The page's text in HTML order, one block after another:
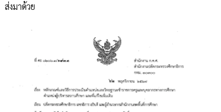
ส่งมาด้วย